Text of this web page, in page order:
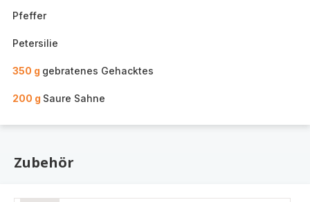
Pfeffer
Petersilie
350 g gebratenes Gehacktes
200 g Saure Sahne
Zubehör